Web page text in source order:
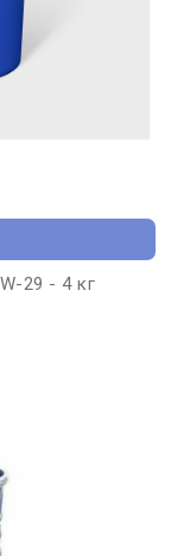
29 - 4 кг